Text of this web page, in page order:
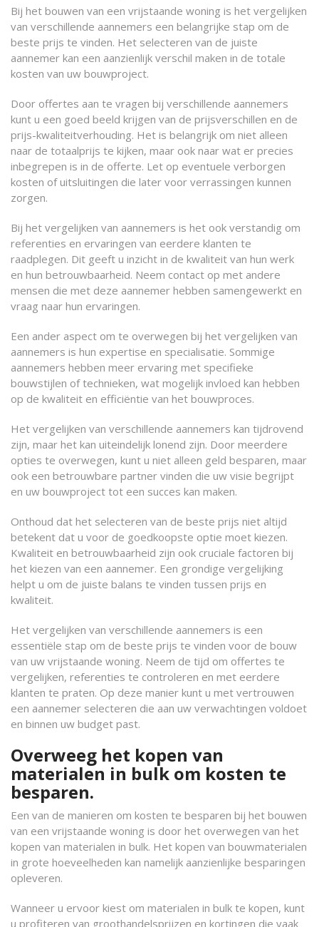
Bij het bouwen van een vrijstaande woning is het vergelijken
van verschillende aannemers een belangrijke stap om de
beste prijs te vinden. Het selecteren van de juiste
aannemer kan een aanzienlijk verschil maken in de totale
kosten van uw bouwproject.
Door offertes aan te vragen bij verschillende aannemers
kunt u een goed beeld krijgen van de prijsverschillen en de
prijs-kwaliteitverhouding. Het is belangrijk om niet alleen
naar de totaalprijs te kijken, maar ook naar wat er precies
inbegrepen is in de offerte. Let op eventuele verborgen
kosten of uitsluitingen die later voor verrassingen kunnen
zorgen.
Bij het vergelijken van aannemers is het ook verstandig om
referenties en ervaringen van eerdere klanten te
raadplegen. Dit geeft u inzicht in de kwaliteit van hun werk
en hun betrouwbaarheid. Neem contact op met andere
mensen die met deze aannemer hebben samengewerkt en
vraag naar hun ervaringen.
Een ander aspect om te overwegen bij het vergelijken van
aannemers is hun expertise en specialisatie. Sommige
aannemers hebben meer ervaring met specifieke
bouwstijlen of technieken, wat mogelijk invloed kan hebben
op de kwaliteit en efficiëntie van het bouwproces.
Het vergelijken van verschillende aannemers kan tijdrovend
zijn, maar het kan uiteindelijk lonend zijn. Door meerdere
opties te overwegen, kunt u niet alleen geld besparen, maar
ook een betrouwbare partner vinden die uw visie begrijpt
en uw bouwproject tot een succes kan maken.
Onthoud dat het selecteren van de beste prijs niet altijd
betekent dat u voor de goedkoopste optie moet kiezen.
Kwaliteit en betrouwbaarheid zijn ook cruciale factoren bij
het kiezen van een aannemer. Een grondige vergelijking
helpt u om de juiste balans te vinden tussen prijs en
kwaliteit.
Het vergelijken van verschillende aannemers is een
essentiële stap om de beste prijs te vinden voor de bouw
van uw vrijstaande woning. Neem de tijd om offertes te
vergelijken, referenties te controleren en met eerdere
klanten te praten. Op deze manier kunt u met vertrouwen
een aannemer selecteren die aan uw verwachtingen voldoet
en binnen uw budget past.
Overweeg het kopen van
materialen in bulk om kosten te
besparen.
Een van de manieren om kosten te besparen bij het bouwen
van een vrijstaande woning is door het overwegen van het
kopen van materialen in bulk. Het kopen van bouwmaterialen
in grote hoeveelheden kan namelijk aanzienlijke besparingen
opleveren.
Wanneer u ervoor kiest om materialen in bulk te kopen, kunt
u profiteren van groothandelsprijzen en kortingen die vaak